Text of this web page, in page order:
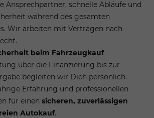
Ansprechpartner, schnelle Abläufe und
während des gesamten
Wir arbeiten mit Verträgen nach
beim Fahrzeugkauf
über die Finanzierung bis zur
begleiten wir Dich persönlich.
Erfahrung und professionellen
für einen sicheren, zuverlässigen
Autokauf.